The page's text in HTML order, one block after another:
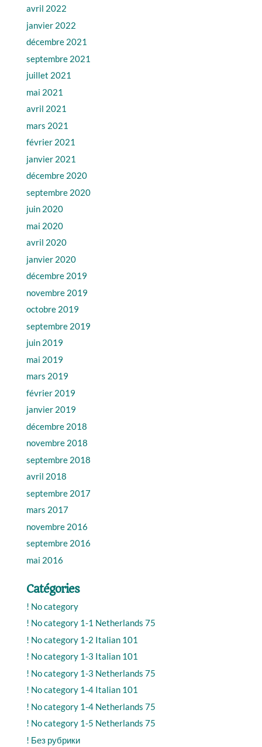
avril 2022
janvier 2022
décembre 2021
septembre 2021
juillet 2021
mai 2021
avril 2021
mars 2021
février 2021
janvier 2021
décembre 2020
septembre 2020
juin 2020
mai 2020
avril 2020
janvier 2020
décembre 2019
novembre 2019
octobre 2019
septembre 2019
juin 2019
mai 2019
mars 2019
février 2019
janvier 2019
décembre 2018
novembre 2018
septembre 2018
avril 2018
septembre 2017
mars 2017
novembre 2016
septembre 2016
mai 2016
Catégories
! No category
! No category 1-1 Netherlands 75
! No category 1-2 Italian 101
! No category 1-3 Italian 101
! No category 1-3 Netherlands 75
! No category 1-4 Italian 101
! No category 1-4 Netherlands 75
! No category 1-5 Netherlands 75
! Без рубрики